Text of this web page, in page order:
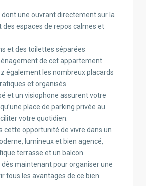
dont une ouvrant directement sur la
espaces de repos calmes et
et des toilettes séparées
de cet appartement.
également les nombreux placards
et organisés.
et un visiophone assurent votre
place de parking privée au
votre quotidien.
cette opportunité de vivre dans un
lumineux et bien agencé,
terrasse et un balcon.
maintenant pour organiser une
tous les avantages de ce bien